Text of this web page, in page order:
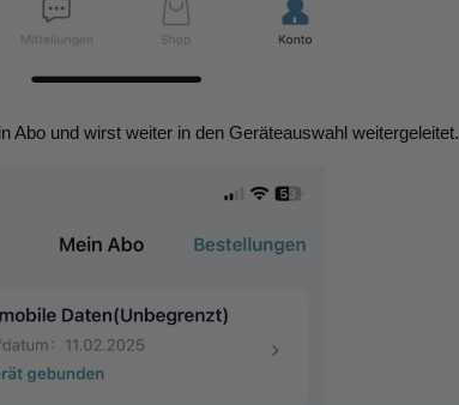
Abo und wirst weiter in den Geräteauswahl weitergeleitet.